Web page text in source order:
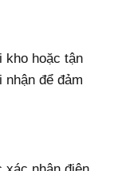
kho hoặc tận
để đảm